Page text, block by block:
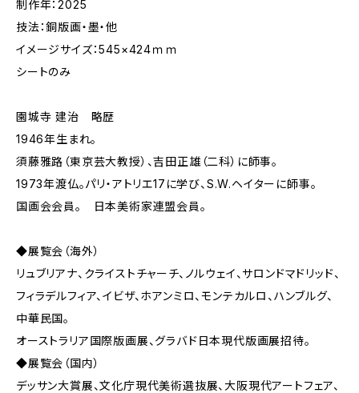
制作年：2025
技法：銅版画・墨・他
イメージサイズ：545×424ｍｍ
シートのみ
園城寺 建治 略歴
1946年生まれ。
須藤雅路（東京芸大教授）、吉田正雄（二科）に師事。
1973年渡仏。パリ・アトリエ17に学び、S.W.ヘイターに師事。
国画会会員。 日本美術家連盟会員。
◆展覧会（海外）
リュブリアナ、クライストチャーチ、ノルウェイ、サロンドマドリッド、
フィラデルフィア、イビザ、ホアンミロ、モンテカルロ、ハンブルグ、
中華民国。
オーストラリア国際版画展、グラバド日本現代版画展招待。
◆展覧会（国内）
デッサン大賞展、文化庁現代美術選抜展、大阪現代アートフェア、